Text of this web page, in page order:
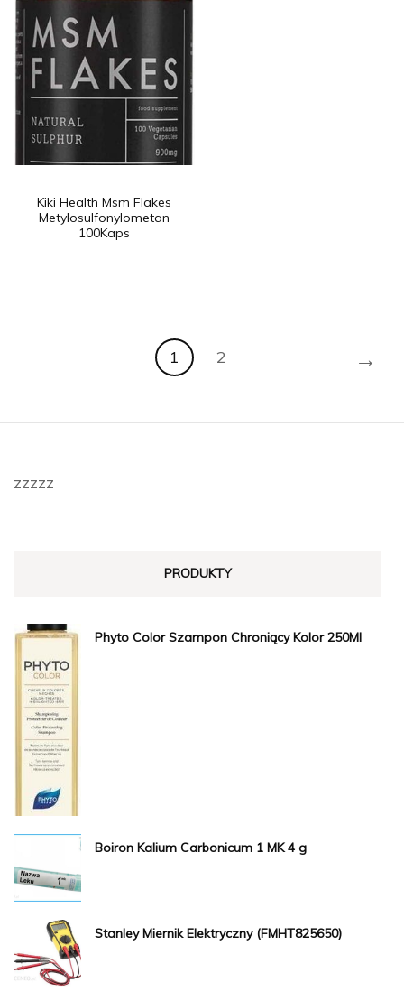
Kiki Health Msm Flakes
Metylosulfonylometan
100Kaps
1 2 →
zzzzz
PRODUKTY
Phyto Color Szampon Chroniący Kolor 250Ml
Boiron Kalium Carbonicum 1 MK 4 g
Stanley Miernik Elektryczny (FMHT825650)